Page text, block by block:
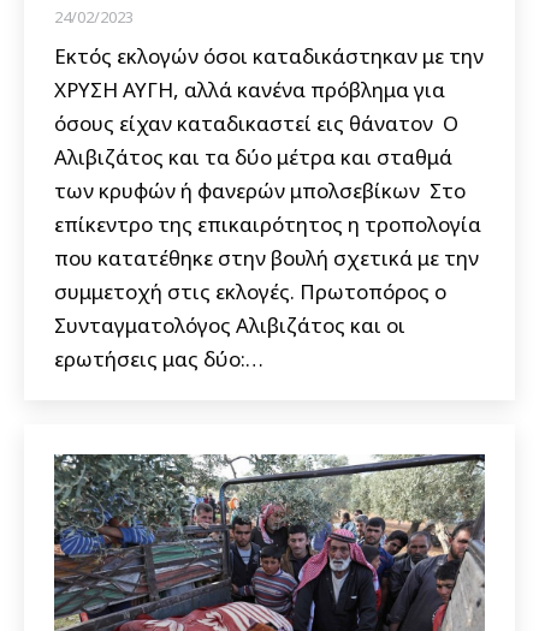
24/02/2023
Εκτός εκλογών όσοι καταδικάστηκαν με την
ΧΡΥΣΗ ΑΥΓΗ, αλλά κανένα πρόβλημα για
όσους είχαν καταδικαστεί εις θάνατον Ο
Αλιβιζάτος και τα δύο μέτρα και σταθμά
των κρυφών ή φανερών μπολσεβίκων Στο
επίκεντρο της επικαιρότητος η τροπολογία
που κατατέθηκε στην βουλή σχετικά με την
συμμετοχή στις εκλογές. Πρωτοπόρος ο
Συνταγματολόγος Αλιβιζάτος και οι
ερωτήσεις μας δύο:…